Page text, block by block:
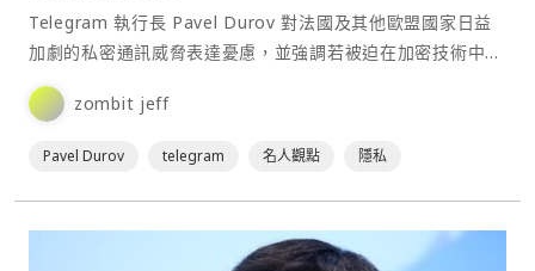
Telegram 執行長 Pavel Durov 對法國及其他歐盟國家日益
加劇的私密通訊威脅表達憂慮，並強調若被迫在加密技術中加
入後門來削弱用戶隱私，Telegra⋯
zombit jeff
Pavel Durov telegram 名人觀點 隱私